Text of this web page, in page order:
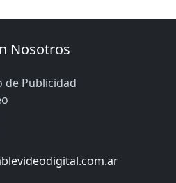
Nosotros
de Publicidad